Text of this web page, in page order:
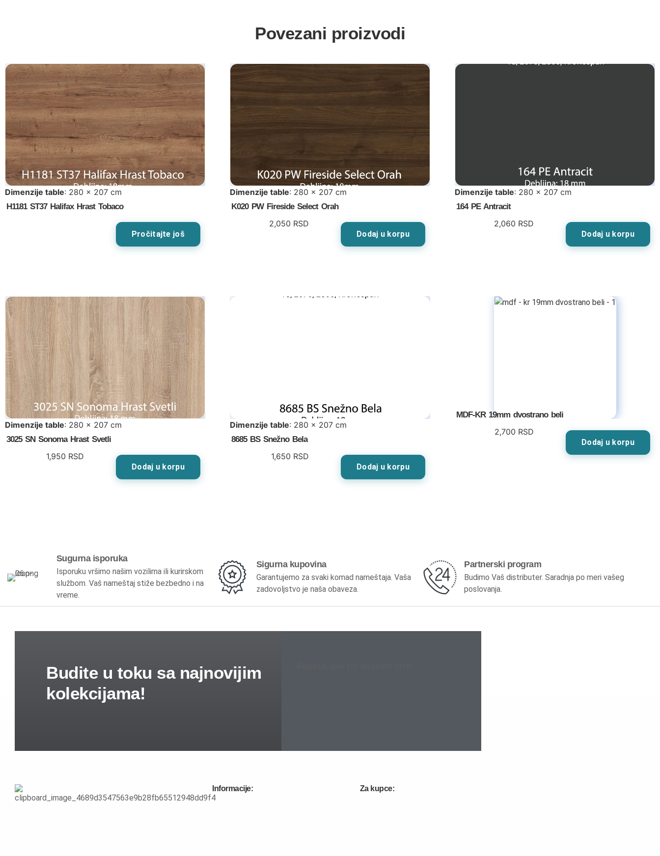
Povezani proizvodi
Dimenzije table: 280 x 207 cm
H1181 ST37 Halifax Hrast Tobaco
Pročitajte još
Dimenzije table: 280 x 207 cm
K020 PW Fireside Select Orah
2,050 RSD
Dodaj u korpu
Dimenzije table: 280 x 207 cm
164 PE Antracit
2,060 RSD
Dodaj u korpu
Dimenzije table: 280 x 207 cm
3025 SN Sonoma Hrast Svetli
1,950 RSD
Dodaj u korpu
Dimenzije table: 280 x 207 cm
8685 BS Snežno Bela
1,650 RSD
Dodaj u korpu
MDF-KR 19mm dvostrano beli
2,700 RSD
Dodaj u korpu
Sugurna isporuka
Isporuku vršimo našim vozilima ili kurirskom
službom. Vaš nameštaj stiže bezbedno i na
vreme.
Sigurna kupovina
Garantujemo za svaki komad nameštaja. Vaša
zadovoljstvo je naša obaveza.
Partnerski program
Budimo Vaš distributer. Saradnja po meri vašeg
poslovanja.